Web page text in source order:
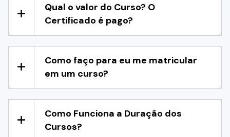
Qual o valor do Curso? O
Certificado é pago?
Como faço para eu me matricular
em um curso?
Como Funciona a Duração dos
Cursos?